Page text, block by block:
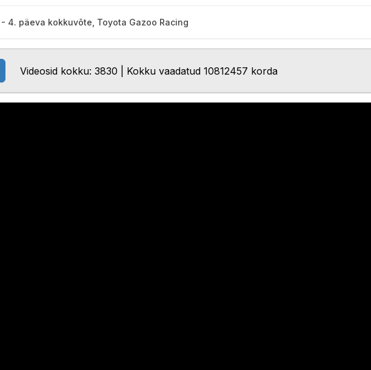
4. päeva kokkuvõte, Toyota Gazoo Racing
Videosid kokku: 3830 | Kokku vaadatud 10812457 korda